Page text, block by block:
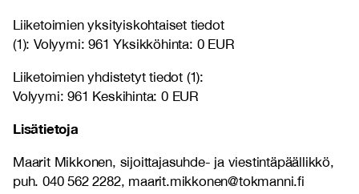
Liiketoimien yksityiskohtaiset tiedot
(1): Volyymi: 961 Yksikköhinta: 0 EUR
Liiketoimien yhdistetyt tiedot (1):
Volyymi: 961 Keskihinta: 0 EUR
Lisätietoja
Maarit Mikkonen, sijoittajasuhde- ja viestintäpäällikkö,
puh. 040 562 2282, maarit.mikkonen@tokmanni.fi